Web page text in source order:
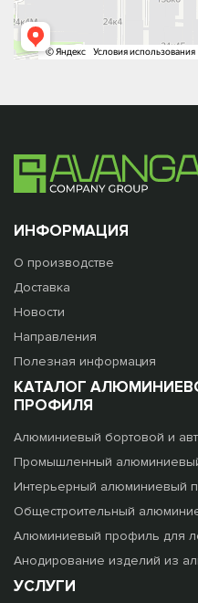
ИНФОРМАЦИЯ
О производстве
Доставка
Новости
Направления
Полезная информация
КАТАЛОГ
ПРОФИЛЯ
Алюминиевый бортовой и
Промышленный
Интерьерный алюминиевый
Общестроительный
Алюминиевый профиль для
Анодирование изделий из
УСЛУГИ